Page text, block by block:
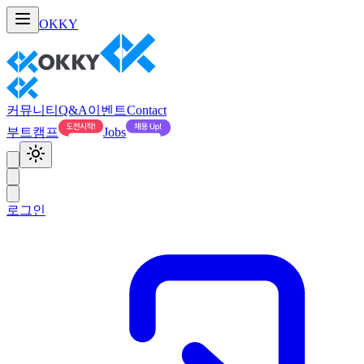
OKKY
커뮤니티 Q&A이벤트Contact
부트캠프
Jobs
로그인